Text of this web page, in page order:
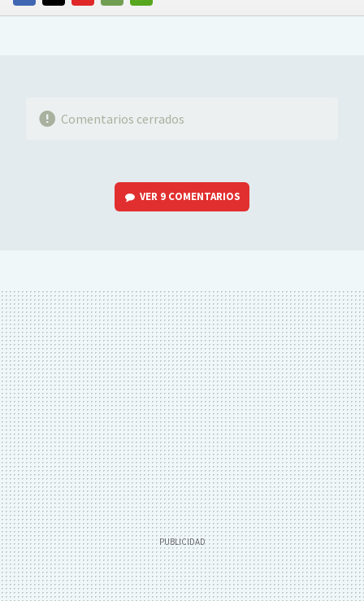
FACEBOOKTWITTERFLIPBOARD
E-
WHATSAPP
Comentarios cerrados
VER 9 COMENTARIOS